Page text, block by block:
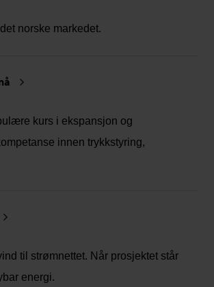
norske markedet.
kurs i ekspansjon og
innen trykkstyring,
til strømnettet. Når prosjektet står
energi.